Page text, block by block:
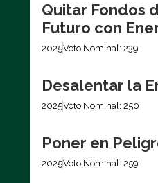
Quitar Fondos
Futuro con
2025Voto Nominal: 239
Desalentar la
2025Voto Nominal: 250
Poner en
2025Voto Nominal: 259